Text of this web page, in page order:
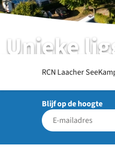
Unieke
RCN Laacher See |
RCN Laacher See
Blijf op de hoogte